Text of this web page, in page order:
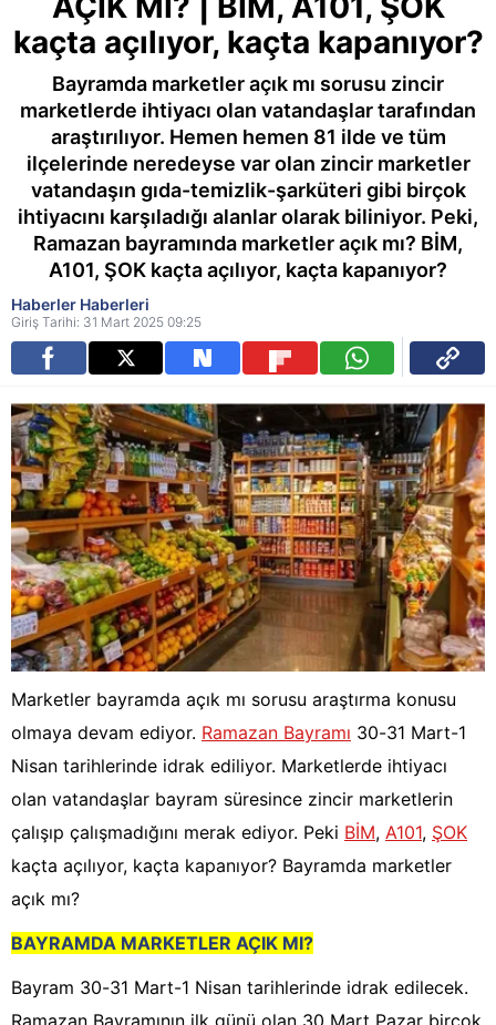
kaçta açılıyor, kaçta kapanıyor?
Bayramda marketler açık mı sorusu zincir
marketlerde ihtiyacı olan vatandaşlar tarafından
araştırılıyor. Hemen hemen 81 ilde ve tüm
ilçelerinde neredeyse var olan zincir marketler
vatandaşın gıda-temizlik-şarküteri gibi birçok
ihtiyacını karşıladığı alanlar olarak biliniyor. Peki,
Ramazan bayramında marketler açık mı? BİM,
A101, ŞOK kaçta açılıyor, kaçta kapanıyor?
Haberler Haberleri
Giriş Tarihi: 31 Mart 2025 09:25
Marketler bayramda açık mı sorusu araştırma konusu
olmaya devam ediyor. Ramazan Bayramı 30-31 Mart-1
Nisan tarihlerinde idrak ediliyor. Marketlerde ihtiyacı
olan vatandaşlar bayram süresince zincir marketlerin
çalışıp çalışmadığını merak ediyor. Peki BİM, A101, ŞOK
kaçta açılıyor, kaçta kapanıyor? Bayramda marketler
açık mı?
BAYRAMDA MARKETLER AÇIK MI?
Bayram 30-31 Mart-1 Nisan tarihlerinde idrak edilecek.